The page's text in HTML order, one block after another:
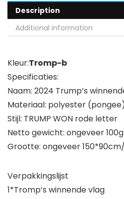
Description
Additional information
Kleur:Tromp-b
Specificaties:
Naam: 2024 Trump’s
Materiaal: polyester
Stijl: TRUMP WON rode letter
Netto gewicht: ongeveer 100g
Grootte: ongeveer
Verpakkingslijst
1*Tromp’s winnende vlag